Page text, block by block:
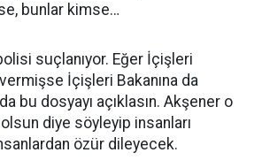
bunlar kimse…
suçlanıyor. Eğer İçişleri
vermişse İçişleri Bakanına da
bu dosyayı açıklasın. Akşener o
diye söyleyip insanları
özür dileyecek.